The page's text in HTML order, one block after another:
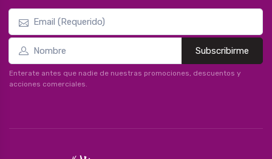
Subscribirme
Enterate antes que nadie de nuestras promociones, descuentos y
acciones comerciales.